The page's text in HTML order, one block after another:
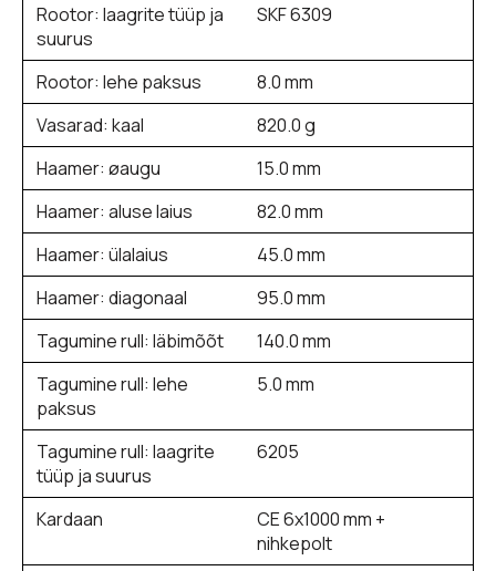
Rootor: laagrite tüüp ja
suurus
SKF 6309
Rootor: lehe paksus
8.0 mm
Vasarad: kaal
820.0 g
Haamer: øaugu
15.0 mm
Haamer: aluse laius
82.0 mm
Haamer: ülalaius
45.0 mm
Haamer: diagonaal
95.0 mm
Tagumine rull: läbimõõt
140.0 mm
Tagumine rull: lehe
paksus
5.0 mm
Tagumine rull: laagrite
tüüp ja suurus
6205
Kardaan
CE 6x1000 mm +
nihkepolt